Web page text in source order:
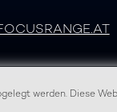
werden. Diese